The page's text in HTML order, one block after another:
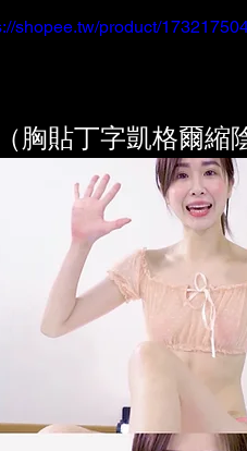
shopee.tw/product/
（胸貼丁字凱格爾縮